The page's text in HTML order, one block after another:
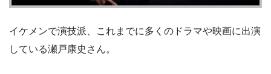
イケメンで演技派、これまでに多くのドラマや映画に出演
している瀬戸康史さん。